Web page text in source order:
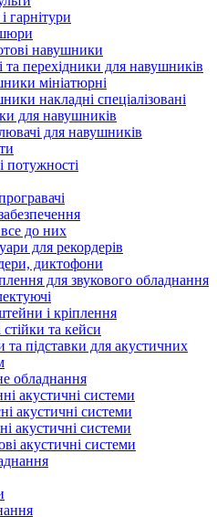
гарнітури
навушники
та перехідники для навушників
мініатюрні
накладні спеціалізовані
для навушників
для навушників
потужності
до них
для рекордерів
диктофони
для звукового обладнання
і кріплення
стійки та кейси
та підставки для акустичних
обладнання
акустичні системи
акустичні системи
акустичні системи
акустичні системи